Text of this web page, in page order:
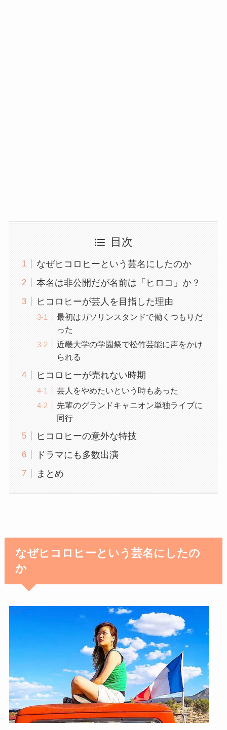
目次
なぜヒコロヒーという芸名にしたのか
本名は非公開だが名前は「ヒロコ」か？
ヒコロヒーが芸人を目指した理由
最初はガソリンスタンドで働くつもりだ
った
近畿大学の学園祭で松竹芸能に声をかけ
られる
ヒコロヒーが売れない時期
芸人をやめたいという時もあった
先輩のグランドキャニオン単独ライブに
同行
ヒコロヒーの意外な特技
ドラマにも多数出演
まとめ
なぜヒコロヒーという芸名にしたの
か